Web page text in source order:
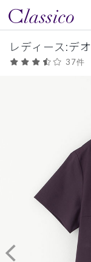
レディース:デ
37件